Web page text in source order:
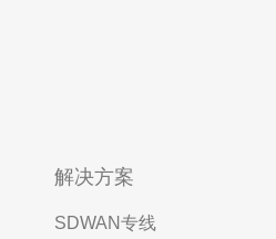
解决方案
SDWAN专线